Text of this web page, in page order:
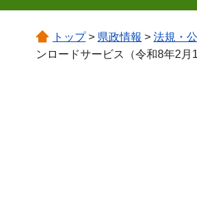
トップ> 県政情報 > 法規・
ンロードサービス（令和8年2月